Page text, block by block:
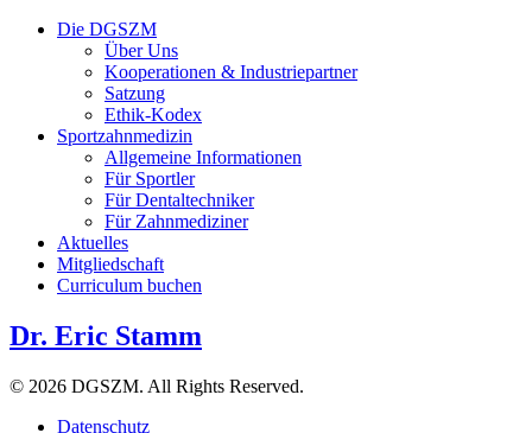
Die DGSZM
Über Uns
Kooperationen & Industriepartner
Satzung
Ethik-Kodex
Sportzahnmedizin
Allgemeine Informationen
Für Sportler
Für Dentaltechniker
Für Zahnmediziner
Aktuelles
Mitgliedschaft
Curriculum buchen
Dr. Eric Stamm
© 2026 DGSZM. All Rights Reserved.
Datenschutz